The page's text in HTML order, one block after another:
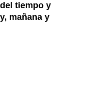
tiempo y
mañana y